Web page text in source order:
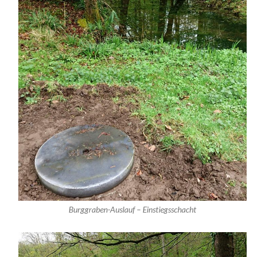
Burggraben-Auslauf – Einstiegsschacht